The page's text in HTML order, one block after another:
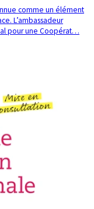
comme un élément
L’ambassadeur
pour une Coopérat…